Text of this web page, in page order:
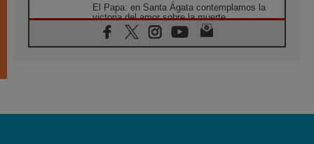
El Papa: en Santa Ágata contemplamos la
victoria del amor sobre la muerte
08.08.2026
León XIV visitará el Santuario de la Madre
07.08.2026